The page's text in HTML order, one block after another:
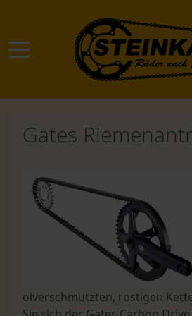
Mobile Menu Toggle
Gates
ölverschmutzten, rostigen